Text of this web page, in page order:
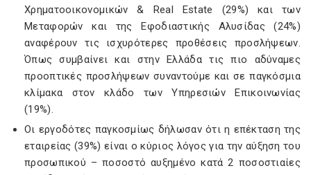
Χρηματοοικονομικών & Real Estate (29%) και των
Μεταφορών και της Εφοδιαστικής Αλυσίδας (24%)
αναφέρουν τις ισχυρότερες προθέσεις προσλήψεων.
Όπως συμβαίνει και στην Ελλάδα τις πιο αδύναμες
προοπτικές προσλήψεων συναντούμε και σε παγκόσμια
κλίμακα στον κλάδο των Υπηρεσιών Επικοινωνίας
(19%).
Οι εργοδότες παγκοσμίως δήλωσαν ότι η επέκταση της
εταιρείας (39%) είναι ο κύριος λόγος για την αύξηση του
προσωπικού – ποσοστό αυξημένο κατά 2 ποσοστιαίες